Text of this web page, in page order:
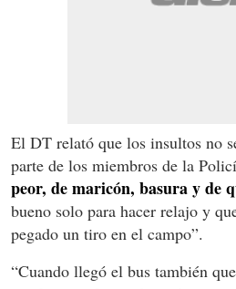
El DT relató que los insultos no
parte de los miembros de la
peor, de maricón, basura y de
bueno solo para hacer relajo y
pegado un tiro en el campo”.
“Cuando llegó el bus también